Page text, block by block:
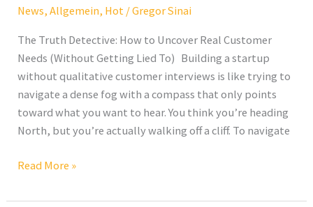
News,Allgemein, Hot /Gregor Sinai
The Truth Detective: How to Uncover Real Customer
Needs (Without Getting Lied To) Building a startup
without qualitative customer interviews is like trying to
navigate a dense fog with a compass that only points
toward what you want to hear. You think you’re heading
North, but you’re actually walking off a cliff. To navigate
Real
Customer
Needs
(Without
Getting
Lied
To)
Read More »